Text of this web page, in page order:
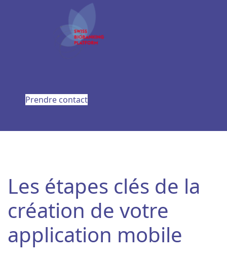
Prendre contact
Les étapes clés de la
création de votre
application mobile